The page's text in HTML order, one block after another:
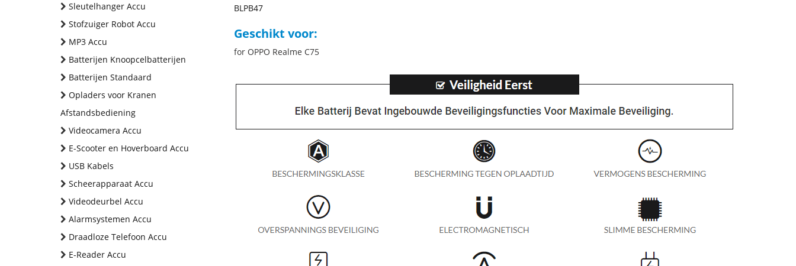
Sleutelhanger Accu
Stofzuiger Robot Accu
MP3 Accu
Batterijen Knoopcelbatterijen
Batterijen Standaard
Opladers voor Kranen
Afstandsbediening
Videocamera Accu
E-Scooter en Hoverboard Accu
USB Kabels
Scheerapparaat Accu
Videodeurbel Accu
Alarmsystemen Accu
Draadloze Telefoon Accu
E-Reader Accu
BLPB47
Geschikt voor:
for OPPO Realme C75